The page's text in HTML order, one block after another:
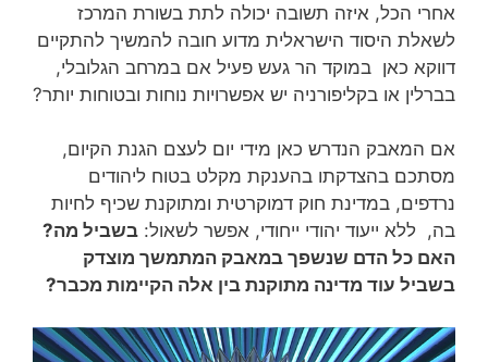
אחרי הכל, איזה תשובה יכולה לתת בשורת המרכז
לשאלת היסוד הישראלית מדוע חובה להמשיך להתקיים
דווקא כאן במוקד הר געש פעיל אם במרחב הגלובלי,
בברלין או בקליפורניה יש אפשרויות נוחות ובטוחות יותר?
אם המאבק הנדרש כאן מידי יום לעצם הגנת הקיום,
מסתכם בהצדקתו בהענקת מקלט בטוח ליהודים
נרדפים, במדינת חוק דמוקרטית ומתוקנת שכיף לחיות
בה, ללא ייעוד יהודי ייחודי, אפשר לשאול: בשביל מה?
האם כל הדם שנשפך במאבק המתמשך מוצדק
בשביל עוד מדינה מתוקנת בין אלה הקיימות מכבר?